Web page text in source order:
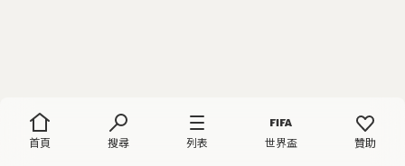
首頁 搜尋 列表 世界盃 贊助